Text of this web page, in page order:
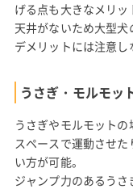
げる点も大きなメリッ
天井がないため大型
デメリットには注意し
うさぎ・モルモッ
うさぎやモルモット
スペースで運動させ
い方が可能。
ジャンプ力のあるう